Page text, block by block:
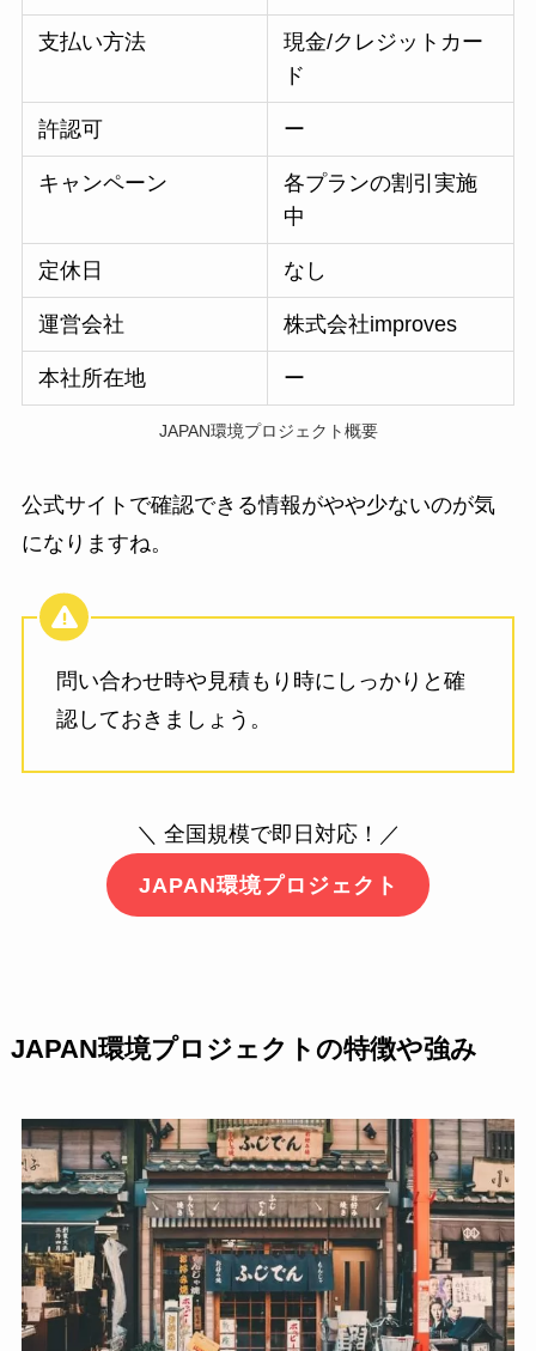
支払い方法
現金/クレジットカー
ド
許認可 ー
キャンペーン
各プランの割引実施
中
定休日 なし
運営会社 株式会社improves
本社所在地 ー
JAPAN環境プロジェクト概要
公式サイトで確認できる情報がやや少ないのが気
になりますね。
問い合わせ時や見積もり時にしっかりと確
認しておきましょう。
＼ 全国規模で即日対応！／
JAPAN環境プロジェクト
JAPAN環境プロジェクトの特徴や強み